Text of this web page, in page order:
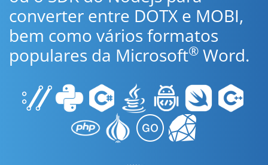
converter entre DOTX e MOBI,
bem como vários formatos
populares da Microsoft® Word.